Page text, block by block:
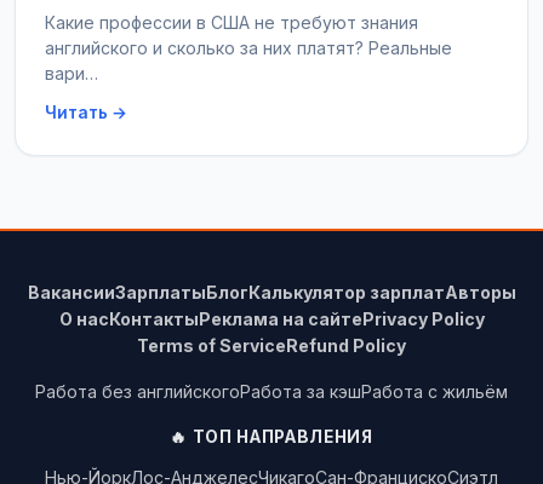
Какие профессии в США не требуют знания
английского и сколько за них платят? Реальные
вари…
Читать →
ВакансииЗарплатыБлогКалькулятор зарплатАвторы
О насКонтактыРеклама на сайтеPrivacy Policy
Terms of ServiceRefund Policy
Работа без английскогоРабота за кэшРабота с жильём
🔥 ТОП НАПРАВЛЕНИЯ
Нью-ЙоркЛос-АнджелесЧикагоСан-ФранцискоСиэтл